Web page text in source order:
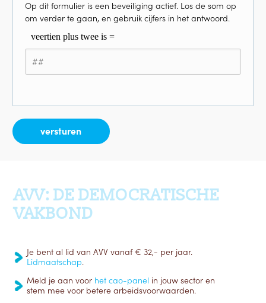
Op dit formulier is een beveiliging actief. Los de som op
om verder te gaan, en gebruik cijfers in het antwoord.
AVV: DE DEMOCRATISCHE
VAKBOND
Je bent al lid van AVV vanaf € 32,- per jaar.
Lidmaatschap.
Meld je aan voor het cao-panel in jouw sector en
stem mee voor betere arbeidsvoorwaarden.